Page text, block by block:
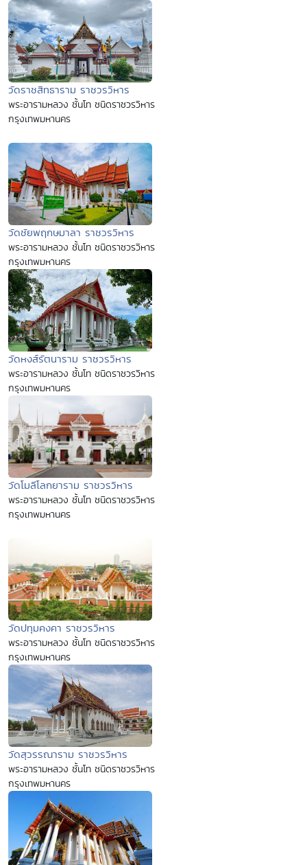
วัดราชสิทธาราม ราชวรวิหาร
พระอารามหลวง ชั้นโท ชนิดราชวรวิหาร
กรุงเทพมหานคร
วัดชัยพฤกษมาลา ราชวรวิหาร
พระอารามหลวง ชั้นโท ชนิดราชวรวิหาร
กรุงเทพมหานคร
วัดหงส์รัตนาราม ราชวรวิหาร
พระอารามหลวง ชั้นโท ชนิดราชวรวิหาร
กรุงเทพมหานคร
วัดโมลีโลกยาราม ราชวรวิหาร
พระอารามหลวง ชั้นโท ชนิดราชวรวิหาร
กรุงเทพมหานคร
วัดปทุมคงคา ราชวรวิหาร
พระอารามหลวง ชั้นโท ชนิดราชวรวิหาร
กรุงเทพมหานคร
วัดสุวรรณาราม ราชวรวิหาร
พระอารามหลวง ชั้นโท ชนิดราชวรวิหาร
กรุงเทพมหานคร